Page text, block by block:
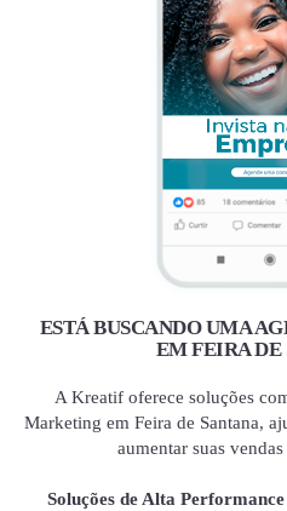
ESTÁ BUSCANDO UMA
EM FEIRA DE
A Kreatif oferece soluções
Marketing em Feira de Santana,
aumentar suas
Soluções de Alta